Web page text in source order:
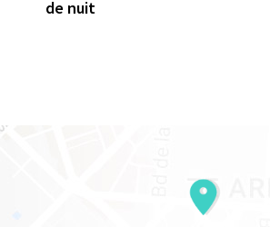
de nuit